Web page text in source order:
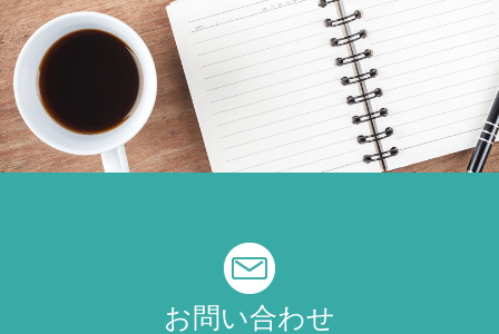
お問い合わせ